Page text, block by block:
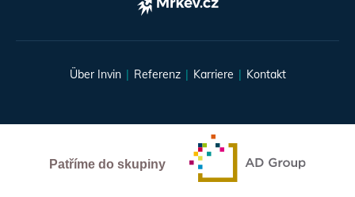
Über Invin Referenz Karriere Kontakt
Patříme do skupiny